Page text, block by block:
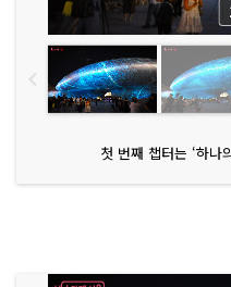
첫 번째 챕터는 ‘하